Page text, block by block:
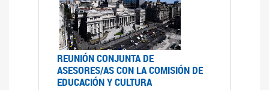
REUNIÓN CONJUNTA DE
ASESORES/AS CON LA COMISIÓN DE
EDUCACIÓN Y CULTURA